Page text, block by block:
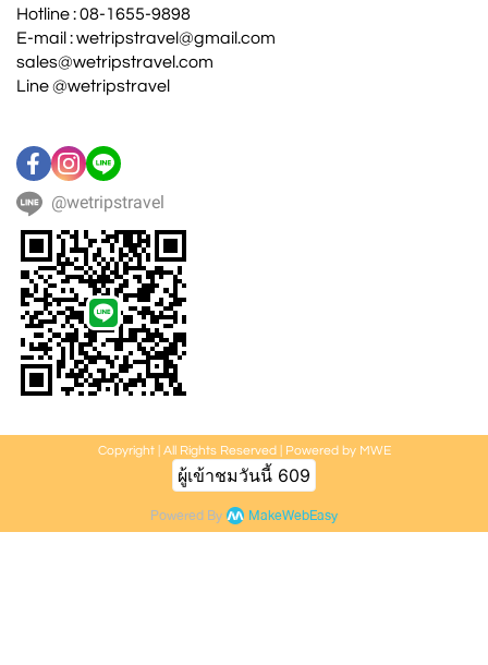
Hotline : 08-1655-9898
E-mail : wetripstravel@gmail.com
sales@wetripstravel.com
Line @wetripstravel
@wetripstravel
Copyright | All Rights Reserved | Powered by MWE
ผู้เข้าชมวันนี้ 609
Powered By MakeWebEasy